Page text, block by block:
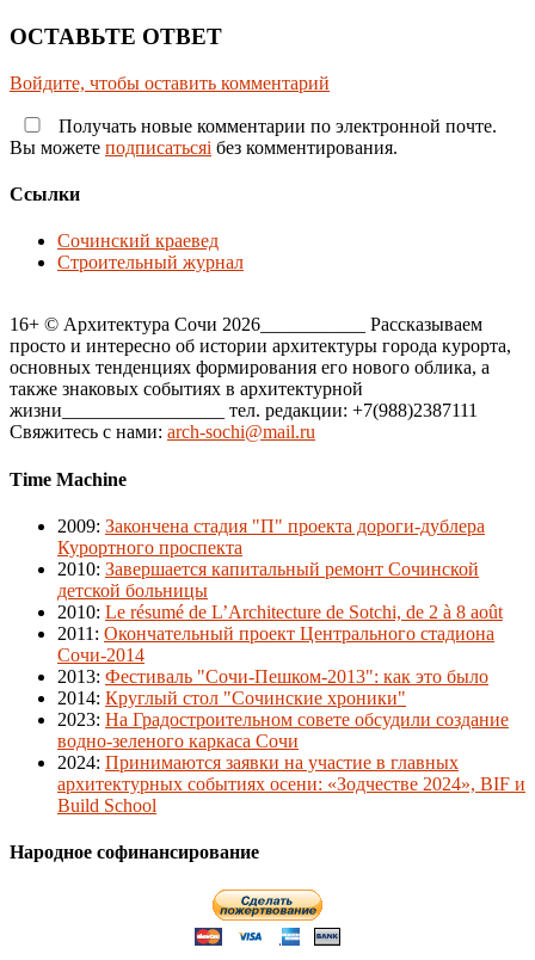
ОСТАВЬТЕ ОТВЕТ
Войдите, чтобы оставить комментарий
Получать новые комментарии по электронной почте.
Вы можете подписатьсяi без комментирования.
Ссылки
Сочинский краевед
Строительный журнал
16+ © Архитектура Сочи 2026___________ Рассказываем
просто и интересно об истории архитектуры города курорта,
основных тенденциях формирования его нового облика, а
также знаковых событиях в архитектурной
жизни_________________ тел. редакции: +7(988)2387111
Свяжитесь с нами: arch-sochi@mail.ru
Time Machine
2009: Закончена стадия "П" проекта дороги-дублера
Курортного проспекта
2010: Завершается капитальный ремонт Сочинской
детской больницы
2010: Le résumé de L’Architecture de Sotchi, de 2 à 8 août
2011 : Окончательный проект Центрального стадиона
Сочи-2014
2013: Фестиваль "Сочи-Пешком-2013": как это было
2014: Круглый стол "Сочинские хроники"
2023: На Градостроительном совете обсудили создание
водно-зеленого каркаса Сочи
2024: Принимаются заявки на участие в главных
архитектурных событиях осени: «Зодчестве 2024», BIF и
Build School
Народное софинансирование